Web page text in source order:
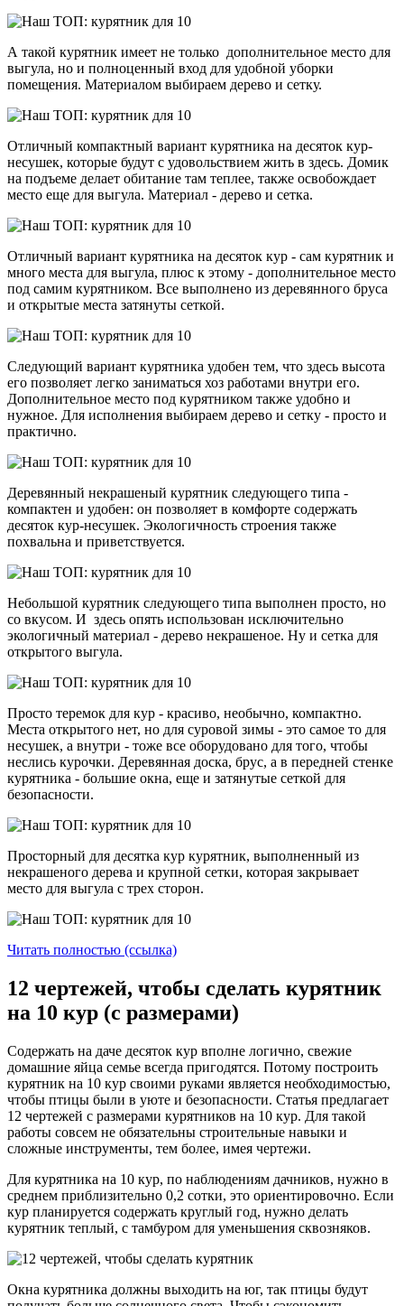
А такой курятник имеет не только дополнительное место для
выгула, но и полноценный вход для удобной уборки
помещения. Материалом выбираем дерево и сетку.
Отличный компактный вариант курятника на десяток кур-
несушек, которые будут с удовольствием жить в здесь. Домик
на подъеме делает обитание там теплее, также освобождает
место еще для выгула. Материал - дерево и сетка.
Отличный вариант курятника на десяток кур - сам курятник и
много места для выгула, плюс к этому - дополнительное место
под самим курятником. Все выполнено из деревянного бруса
и открытые места затянуты сеткой.
Следующий вариант курятника удобен тем, что здесь высота
его позволяет легко заниматься хоз работами внутри его.
Дополнительное место под курятником также удобно и
нужное. Для исполнения выбираем дерево и сетку - просто и
практично.
Деревянный некрашеный курятник следующего типа -
компактен и удобен: он позволяет в комфорте содержать
десяток кур-несушек. Экологичность строения также
похвальна и приветствуется.
Небольшой курятник следующего типа выполнен просто, но
со вкусом. И здесь опять использован исключительно
экологичный материал - дерево некрашеное. Ну и сетка для
открытого выгула.
Просто теремок для кур - красиво, необычно, компактно.
Места открытого нет, но для суровой зимы - это самое то для
несушек, а внутри - тоже все оборудовано для того, чтобы
неслись курочки. Деревянная доска, брус, а в передней стенке
курятника - большие окна, еще и затянутые сеткой для
безопасности.
Просторный для десятка кур курятник, выполненный из
некрашеного дерева и крупной сетки, которая закрывает
место для выгула с трех сторон.
Читать полностью (ссылка)
12 чертежей, чтобы сделать курятник
на 10 кур (с размерами)
Содержать на даче десяток кур вполне логично, свежие
домашние яйца семье всегда пригодятся. Потому построить
курятник на 10 кур своими руками является необходимостью,
чтобы птицы были в уюте и безопасности. Статья предлагает
12 чертежей с размерами курятников на 10 кур. Для такой
работы совсем не обязательны строительные навыки и
сложные инструменты, тем более, имея чертежи.
Для курятника на 10 кур, по наблюдениям дачников, нужно в
среднем приблизительно 0,2 сотки, это ориентировочно. Если
кур планируется содержать круглый год, нужно делать
курятник теплый, с тамбуром для уменьшения сквозняков.
Окна курятника должны выходить на юг, так птицы будут